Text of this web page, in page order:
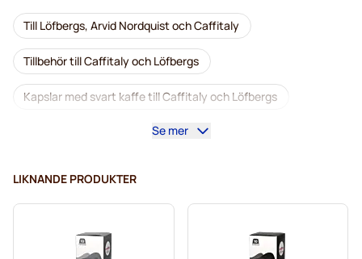
Till Löfbergs, Arvid Nordquist och Caffitaly
Tillbehör till Caffitaly och Löfbergs
Kapslar med svart kaffe till Caffitaly och Löfbergs
Avkalkning och rengöring för Caffitaly
Kapslar till Löfbergs, Arvid Nordquist och Caffitaly
Se mer
LIKNANDE PRODUKTER